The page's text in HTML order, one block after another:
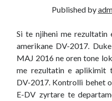
ViolaonShërbim aplikimesh per
FabiolaonAplikoni Online
Ahmed Mohamed AlionLlotaria
on
Llotaria
dollar aplikimi
Published by
Si te njiheni me
amerikane DV-2017.
MAJ 2016 ne oren tone
me rezultatin e aplikimit
DV-2017. Kontrolli behet
E-DV zyrtare te